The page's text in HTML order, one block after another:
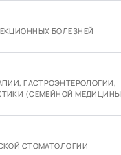
БОЛЕЗНЕЙ
ГАСТРОЭНТЕРОЛОГИИ,
(СЕМЕЙНОЙ
СТОМАТОЛОГИИ